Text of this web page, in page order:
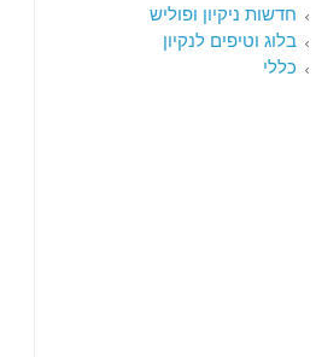
חדשות ניקיון ופוליש
בלוג וטיפים לנקיון
כללי